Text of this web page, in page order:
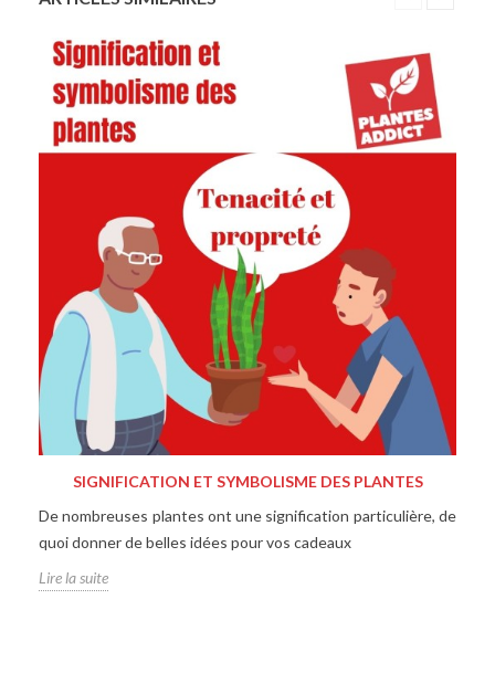
SIGNIFICATION ET SYMBOLISME DES PLANTES
De nombreuses plantes ont une signification particulière, de
quoi donner de belles idées pour vos cadeaux
Lire la suite